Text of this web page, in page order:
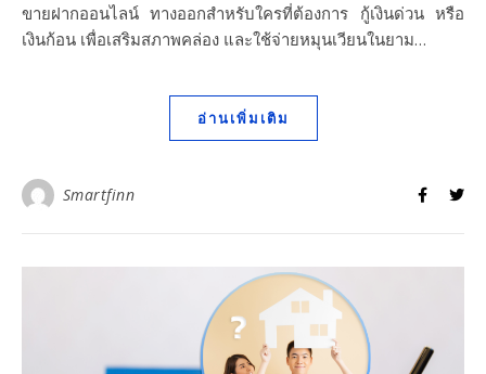
ขายฝากออนไลน์ ทางออกสำหรับใครที่ต้องการ กู้เงินด่วน หรือ
เงินก้อน เพื่อเสริมสภาพคล่อง และใช้จ่ายหมุนเวียนในยาม…
อ่านเพิ่มเติม
Smartfinn